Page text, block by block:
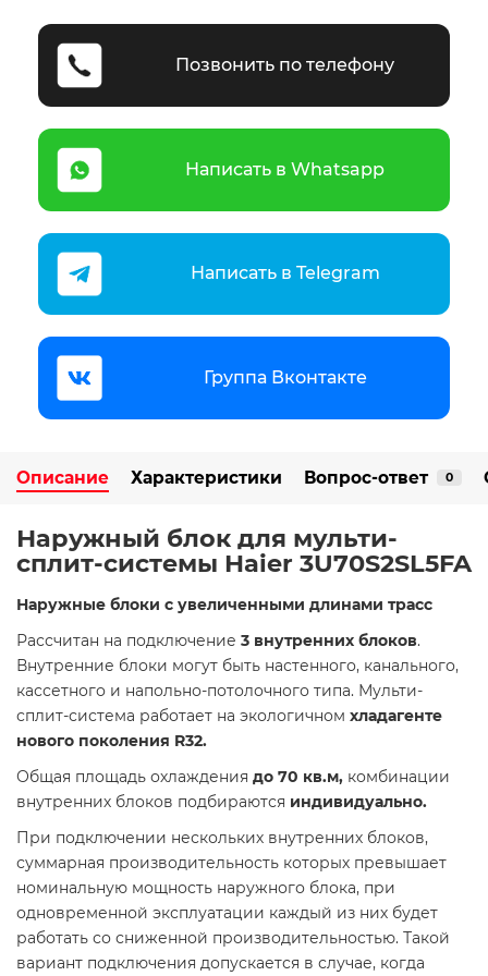
Позвонить по телефону
Написать в Whatsapp
Написать в Telegram
Группа Вконтакте
Описание Характеристики Вопрос-ответ 0
Наружный блок для мульти-
сплит-системы Haier 3U70S2SL5FA
Наружные блоки с увеличенными длинами трасс
Рассчитан на подключение 3 внутренних блоков.
Внутренние блоки могут быть настенного, канального,
кассетного и напольно-потолочного типа. Мульти-
сплит-система работает на экологичном хладагенте
нового поколения R32.
Общая площадь охлаждения до 70 кв.м, комбинации
внутренних блоков подбираются индивидуально.
При подключении нескольких внутренних блоков,
суммарная производительность которых превышает
номинальную мощность наружного блока, при
одновременной эксплуатации каждый из них будет
работать со сниженной производительностью. Такой
вариант подключения допускается в случае, когда